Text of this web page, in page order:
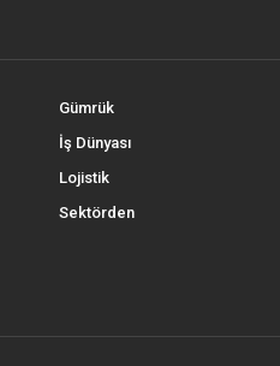
Gümrük
İş Dünyası
Lojistik
Sektörden